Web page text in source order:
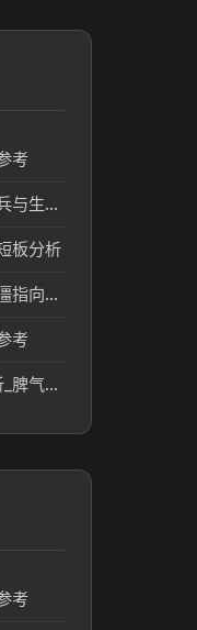
考
赤壁鏖兵是什么生肖_赤壁鏖兵与生肖文化的传统解读
板分析
目瞪口僵是什么生肖_目瞪口僵指向的生肖含义解析
考
金牛座越生气越沉默性格分析_脾气特点解析
考